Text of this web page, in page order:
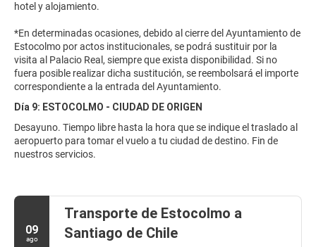
hotel y alojamiento.
*En determinadas ocasiones, debido al cierre del Ayuntamiento de
Estocolmo por actos institucionales, se podrá sustituir por la
visita al Palacio Real, siempre que exista disponibilidad. Si no
fuera posible realizar dicha sustitución, se reembolsará el importe
correspondiente a la entrada del Ayuntamiento.
Día 9: ESTOCOLMO - CIUDAD DE ORIGEN
Desayuno. Tiempo libre hasta la hora que se indique el traslado al
aeropuerto para tomar el vuelo a tu ciudad de destino. Fin de
nuestros servicios.
09
ago
Transporte de Estocolmo a
Santiago de Chile